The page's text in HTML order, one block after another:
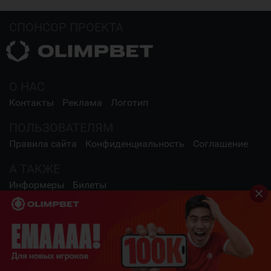
Контакты Реклама Логотип
Правила сайта Конфиденциальность Соглашение
Информеры Билеты
СОЦИАЛЬНЫЕ СЕТИ